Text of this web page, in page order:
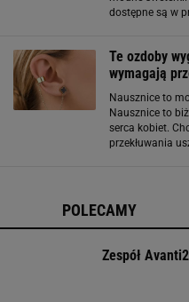
dostępne są w
Te ozdoby
wymagają
Nausznice to
Nausznice to
serca kobiet.
przekłuwania
POLECAMY
Zespół